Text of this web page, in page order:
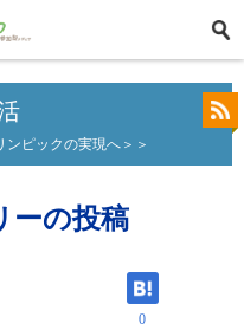
ンピックの実現へ＞＞
ーの投稿
0